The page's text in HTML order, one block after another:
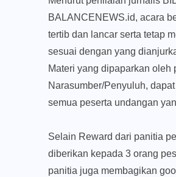
BALANCENEWS.id, acara
tertib dan lancar serta tetap
sesuai dengan yang
Materi yang dipaparkan oleh
Narasumber/Penyuluh,
semua peserta undangan
Selain Reward dari panitia
diberikan kepada 3 orang
panitia juga membagikan